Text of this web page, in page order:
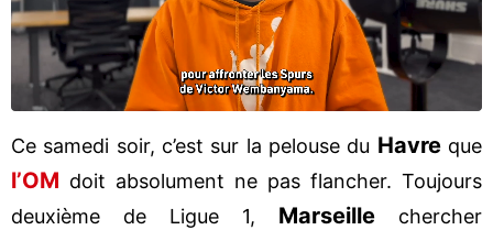
Ce samedi soir, c’est sur la pelouse du Havre que
l’OM doit absolument ne pas flancher. Toujours
deuxième de Ligue 1, Marseille
chercher